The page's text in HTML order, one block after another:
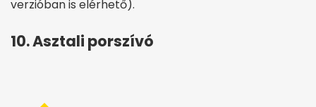
verzióban is elérhető).
10. Asztali porszívó